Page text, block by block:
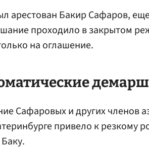
арестован Бакир Сафаров,
проходило в закрытом
на оглашение.
Сафаровых и других членов
привело к резкому
Баку.